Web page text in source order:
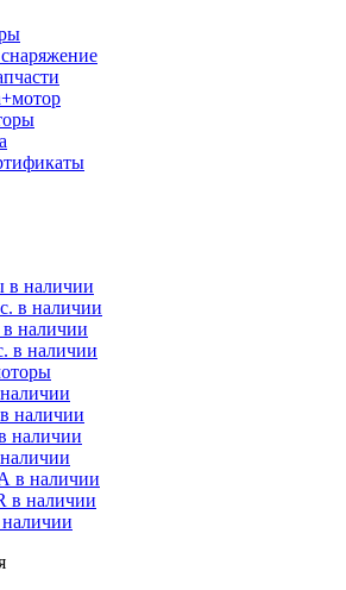
в наличии
в наличии
наличии
в наличии
наличии
наличии
в наличии
в наличии